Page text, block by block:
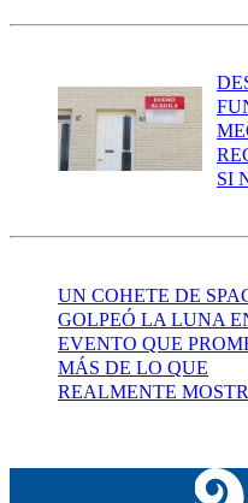
SI
UN COHETE DE
GOLPEÓ LA LUNA
EVENTO QUE
MÁS DE LO QUE
REALMENTE